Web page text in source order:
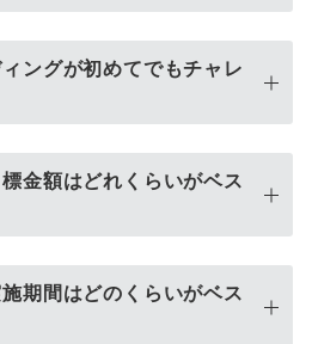
ングが初めてでもチャレ
金額はどれくらいがベス
期間はどのくらいがベス